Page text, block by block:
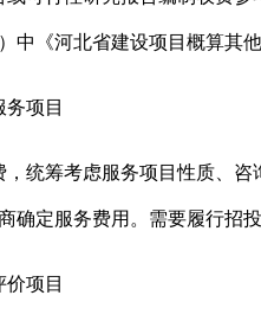
中《河北省建设项目概算其
务项目
， 统筹考虑服务项目性质、咨
确定服务费用。需要履行招
项目